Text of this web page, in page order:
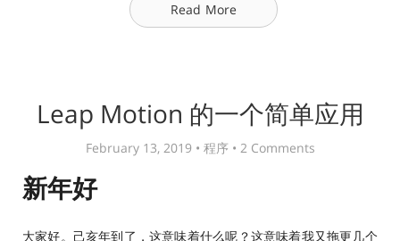
Read More
Leap Motion 的一个简单应用
February 13, 2019 • 程序 • 2 Comments
新年好
大家好。己亥年到了，这意味着什么呢？这意味着我又拖更几个